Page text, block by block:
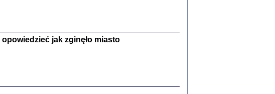
CZYTAJĄC GAZETĘ NIEMIECKĄ ...
jak zginęło miasto